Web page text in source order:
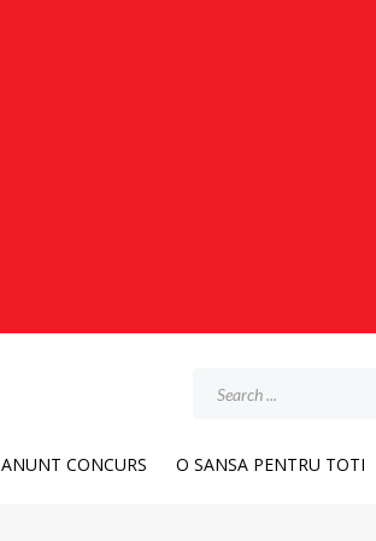
ANUNT CONCURS O SANSA PENTRU TOTI